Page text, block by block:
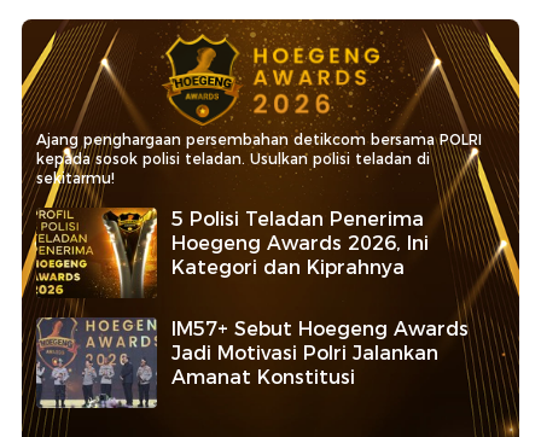
Ajang penghargaan persembahan detikcom bersama POLRI
kepada sosok polisi teladan. Usulkan polisi teladan di
sekitarmu!
5 Polisi Teladan Penerima
Hoegeng Awards 2026, Ini
Kategori dan Kiprahnya
IM57+ Sebut Hoegeng Awards
Jadi Motivasi Polri Jalankan
Amanat Konstitusi